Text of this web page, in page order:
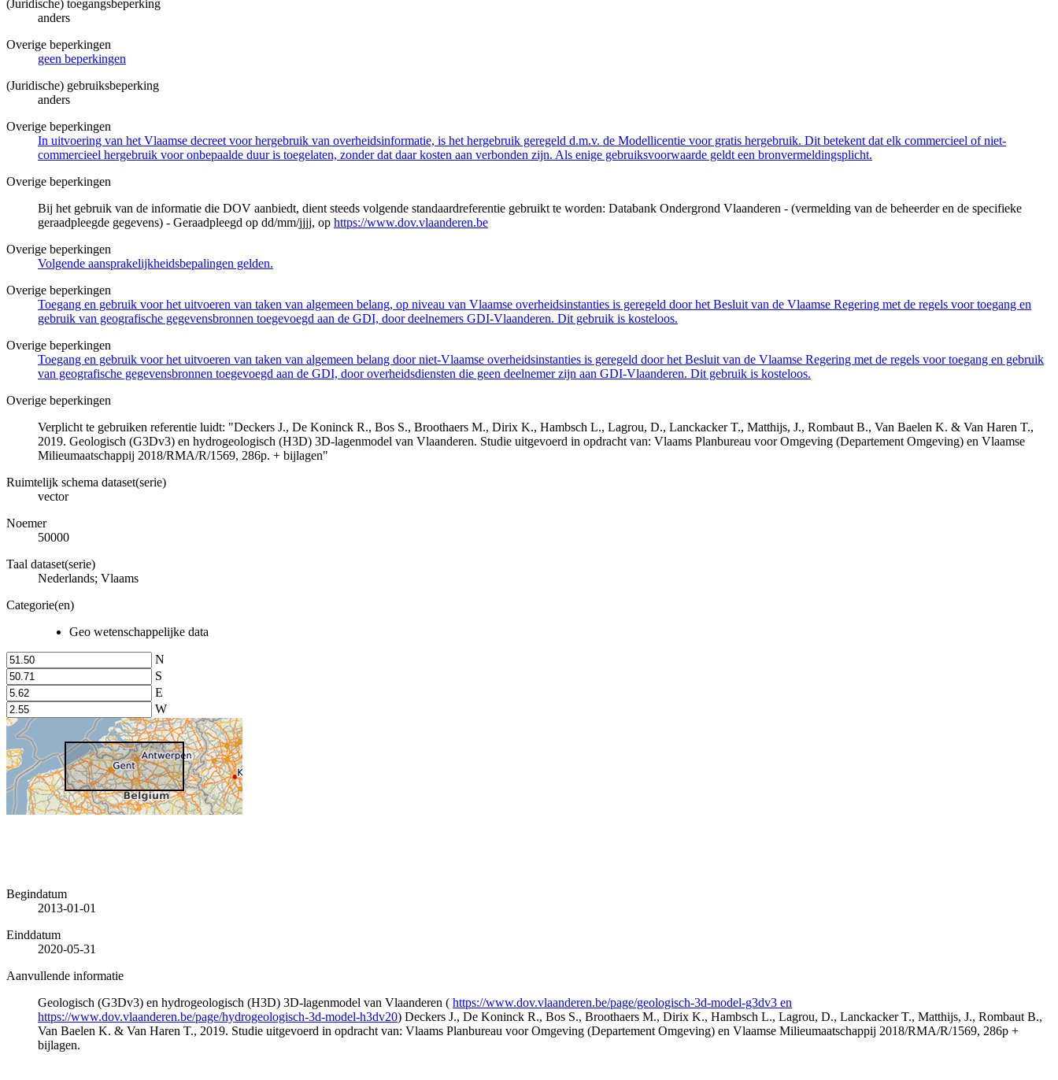
(Juridische) toegangsbeperking
anders
Overige beperkingen
geen beperkingen
(Juridische) gebruiksbeperking
anders
Overige beperkingen
In uitvoering van het Vlaamse decreet voor hergebruik van overheidsinformatie, is het hergebruik geregeld d.m.v. de Modellicentie voor gratis hergebruik. Dit betekent dat elk commercieel of niet-
commercieel hergebruik voor onbepaalde duur is toegelaten, zonder dat daar kosten aan verbonden zijn. Als enige gebruiksvoorwaarde geldt een bronvermeldingsplicht.
Overige beperkingen
Bij het gebruik van de informatie die DOV aanbiedt, dient steeds volgende standaardreferentie gebruikt te worden: Databank Ondergrond Vlaanderen - (vermelding van de beheerder en de specifieke
geraadpleegde gegevens) - Geraadpleegd op dd/mm/jjjj, op https://www.dov.vlaanderen.be
Overige beperkingen
Volgende aansprakelijkheidsbepalingen gelden.
Overige beperkingen
Toegang en gebruik voor het uitvoeren van taken van algemeen belang, op niveau van Vlaamse overheidsinstanties is geregeld door het Besluit van de Vlaamse Regering met de regels voor toegang en
gebruik van geografische gegevensbronnen toegevoegd aan de GDI, door deelnemers GDI-Vlaanderen. Dit gebruik is kosteloos.
Overige beperkingen
Toegang en gebruik voor het uitvoeren van taken van algemeen belang door niet-Vlaamse overheidsinstanties is geregeld door het Besluit van de Vlaamse Regering met de regels voor toegang en gebruik
van geografische gegevensbronnen toegevoegd aan de GDI, door overheidsdiensten die geen deelnemer zijn aan GDI-Vlaanderen. Dit gebruik is kosteloos.
Overige beperkingen
Verplicht te gebruiken referentie luidt: "Deckers J., De Koninck R., Bos S., Broothaers M., Dirix K., Hambsch L., Lagrou, D., Lanckacker T., Matthijs, J., Rombaut B., Van Baelen K. & Van Haren T.,
2019. Geologisch (G3Dv3) en hydrogeologisch (H3D) 3D-lagenmodel van Vlaanderen. Studie uitgevoerd in opdracht van: Vlaams Planbureau voor Omgeving (Departement Omgeving) en Vlaamse
Milieumaatschappij 2018/RMA/R/1569, 286p. + bijlagen"
Ruimtelijk schema dataset(serie)
vector
Noemer
50000
Taal dataset(serie)
Nederlands; Vlaams
Categorie(en)
Geo wetenschappelijke data
N
S
E
W
Begindatum
2013-01-01
Einddatum
2020-05-31
Aanvullende informatie
Geologisch (G3Dv3) en hydrogeologisch (H3D) 3D-lagenmodel van Vlaanderen ( https://www.dov.vlaanderen.be/page/geologisch-3d-model-g3dv3 en
https://www.dov.vlaanderen.be/page/hydrogeologisch-3d-model-h3dv20) Deckers J., De Koninck R., Bos S., Broothaers M., Dirix K., Hambsch L., Lagrou, D., Lanckacker T., Matthijs, J., Rombaut B.,
Van Baelen K. & Van Haren T., 2019. Studie uitgevoerd in opdracht van: Vlaams Planbureau voor Omgeving (Departement Omgeving) en Vlaamse Milieumaatschappij 2018/RMA/R/1569, 286p +
bijlagen.